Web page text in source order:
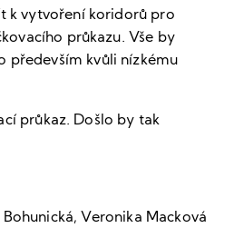
k vytvoření koridorů pro
průkazu. Vše by
především kvůli nízkému
průkaz. Došlo by tak
Veronika Macková